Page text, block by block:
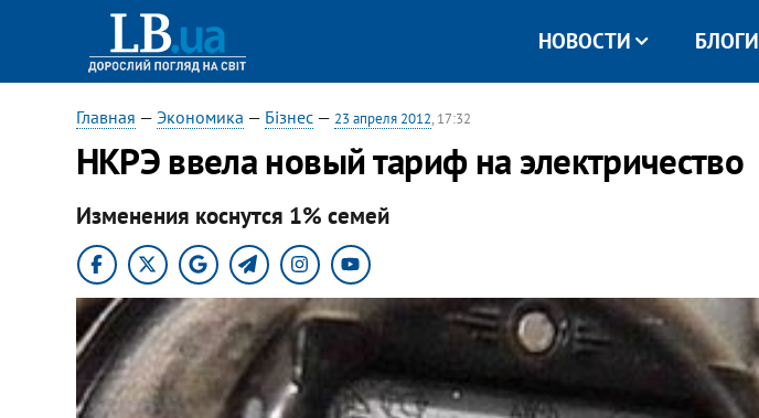
НОВОСТИ БЛОГИ
Главная — Экономика — Бізнес— 23 апреля 2012, 17:32
НКРЭ ввела новый тариф на электричество
Изменения коснутся 1% семей